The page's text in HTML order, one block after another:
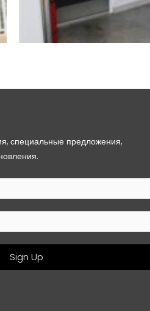
специальные предложения,